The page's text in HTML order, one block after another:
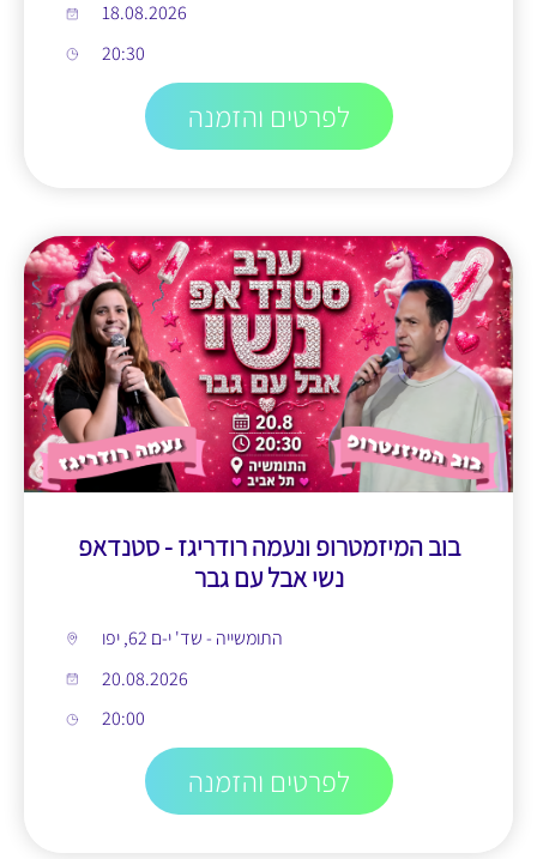
18.08.2026
20:30
לפרטים והזמנה
בוב המיזמטרופ ונעמה רודריגז - סטנדאפ
נשי אבל עם גבר
התומשייה - שד' י-ם 62, יפו
20.08.2026
20:00
לפרטים והזמנה